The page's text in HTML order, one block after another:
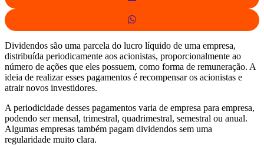
Dividendos são uma parcela do lucro líquido de uma empresa,
distribuída periodicamente aos acionistas, proporcionalmente ao
número de ações que eles possuem, como forma de remuneração. A
ideia de realizar esses pagamentos é recompensar os acionistas e
atrair novos investidores.
A periodicidade desses pagamentos varia de empresa para empresa,
podendo ser mensal, trimestral, quadrimestral, semestral ou anual.
Algumas empresas também pagam dividendos sem uma
regularidade muito clara.